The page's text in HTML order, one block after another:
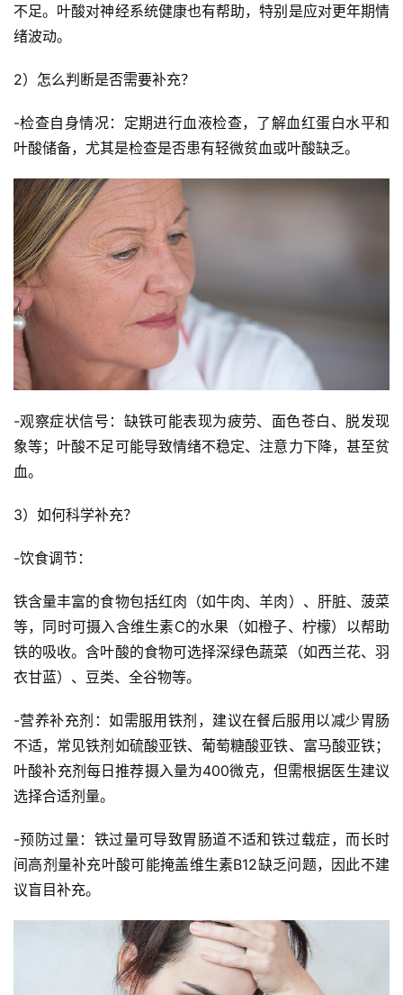
不足。叶酸对神经系统健康也有帮助，特别是应对更年期情
绪波动。
2）怎么判断是否需要补充？
-检查自身情况：定期进行血液检查，了解血红蛋白水平和
叶酸储备，尤其是检查是否患有轻微贫血或叶酸缺乏。
-观察症状信号：缺铁可能表现为疲劳、面色苍白、脱发现
象等；叶酸不足可能导致情绪不稳定、注意力下降，甚至贫
血。
3）如何科学补充？
-饮食调节：
铁含量丰富的食物包括红肉（如牛肉、羊肉）、肝脏、菠菜
等，同时可摄入含维生素C的水果（如橙子、柠檬）以帮助
铁的吸收。含叶酸的食物可选择深绿色蔬菜（如西兰花、羽
衣甘蓝）、豆类、全谷物等。
-营养补充剂：如需服用铁剂，建议在餐后服用以减少胃肠
不适，常见铁剂如硫酸亚铁、葡萄糖酸亚铁、富马酸亚铁；
叶酸补充剂每日推荐摄入量为400微克，但需根据医生建议
选择合适剂量。
-预防过量：铁过量可导致胃肠道不适和铁过载症，而长时
间高剂量补充叶酸可能掩盖维生素B12缺乏问题，因此不建
议盲目补充。